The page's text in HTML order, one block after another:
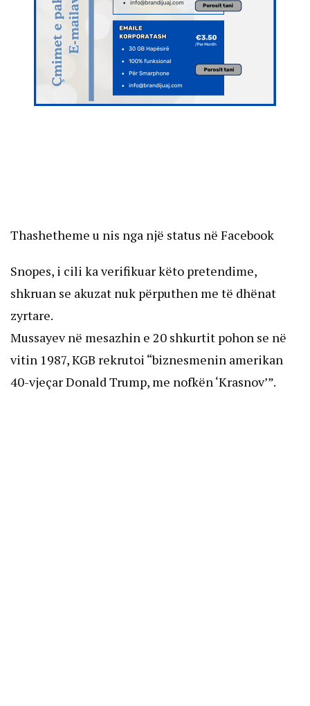
Thashetheme u nis nga një status në Facebook
Snopes, i cili ka verifikuar këto pretendime,
shkruan se akuzat nuk përputhen me të dhënat
zyrtare.
Mussayev në mesazhin e 20 shkurtit pohon se në
vitin 1987, KGB rekrutoi “biznesmenin amerikan
40-vjeçar Donald Trump, me nofkën ‘Krasnov’”.